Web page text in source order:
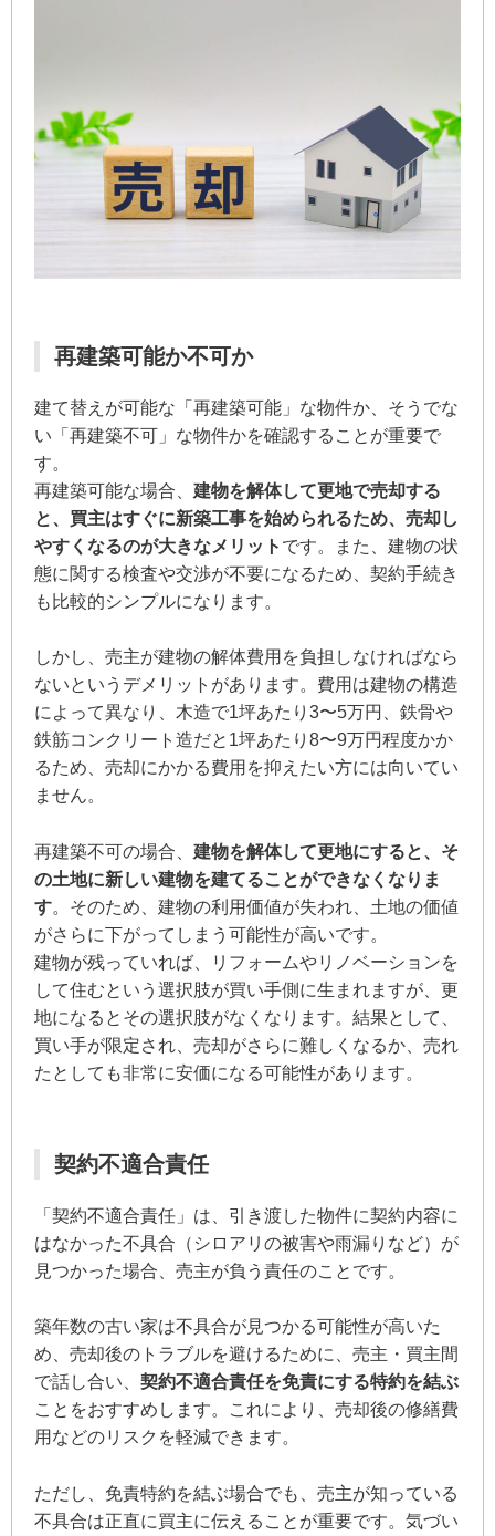
再建築可能か不可か
建て替えが可能な「再建築可能」な物件か、そうでな
い「再建築不可」な物件かを確認することが重要で
す。
再建築可能な場合、 建物を解体して更地で売却する
と、買主はすぐに新築工事を始められるため、売却し
やすくなるのが大きなメリット です。また、建物の状
態に関する検査や交渉が不要になるため、契約手続き
も比較的シンプルになります。
しかし、売主が建物の解体費用を負担しなければなら
ないというデメリットがあります。費用は建物の構造
によって異なり、木造で1坪あたり3〜5万円、鉄骨や
鉄筋コンクリート造だと1坪あたり8〜9万円程度かか
るため、売却にかかる費用を抑えたい方には向いてい
ません。
再建築不可の場合、 建物を解体して更地にすると、そ
の土地に新しい建物を建てることができなくなりま
す。そのため、建物の利用価値が失われ、土地の価値
がさらに下がってしまう可能性が高いです。
建物が残っていれば、リフォームやリノベーションを
して住むという選択肢が買い手側に生まれますが、更
地になるとその選択肢がなくなります。結果として、
買い手が限定され、売却がさらに難しくなるか、売れ
たとしても非常に安価になる可能性があります。
契約不適合責任
「契約不適合責任」は、引き渡した物件に契約内容に
はなかった不具合（シロアリの被害や雨漏りなど）が
見つかった場合、売主が負う責任のことです。
築年数の古い家は不具合が見つかる可能性が高いた
め、売却後のトラブルを避けるために、売主・買主間
で話し合い、 契約不適合責任を免責にする特約を結ぶ
ことをおすすめします。これにより、売却後の修繕費
用などのリスクを軽減できます。
ただし、免責特約を結ぶ場合でも、売主が知っている
不具合は正直に買主に伝えることが重要です。気づい